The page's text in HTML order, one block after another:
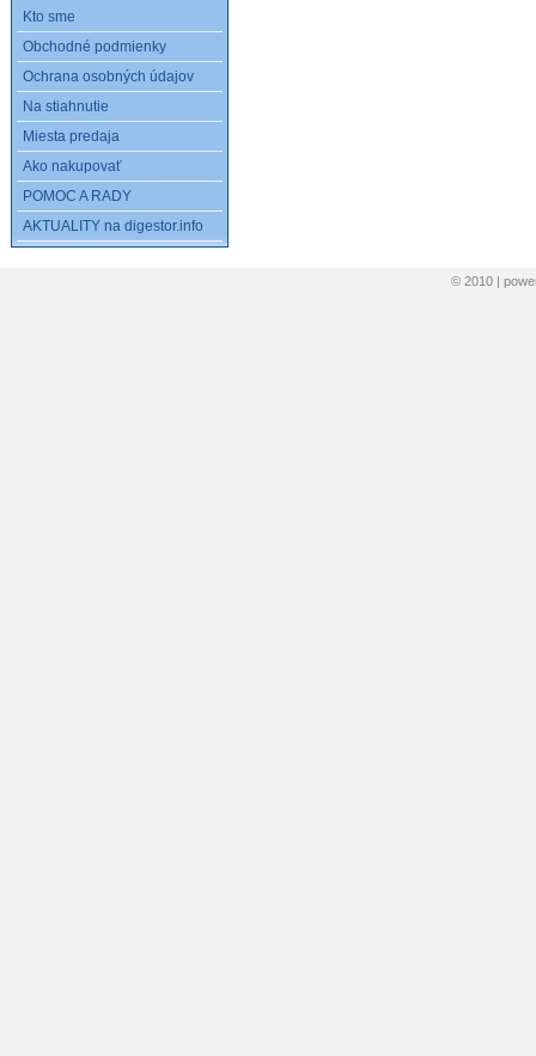
Kto sme
Obchodné podmienky
Ochrana osobných údajov
Na stiahnutie
Miesta predaja
Ako nakupovať
POMOC A RADY
AKTUALITY na digestor.info
© 2010 |